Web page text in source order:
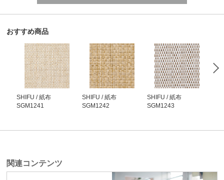
おすすめ商品
SHIFU / 紙布
SGM1241
SHIFU / 紙布
SGM1242
SHIFU / 紙布
SGM1243
関連コンテンツ